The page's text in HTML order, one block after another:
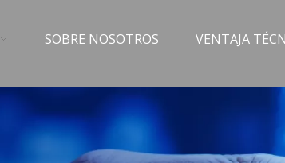
SOBRE NOSOTROS VENTAJA